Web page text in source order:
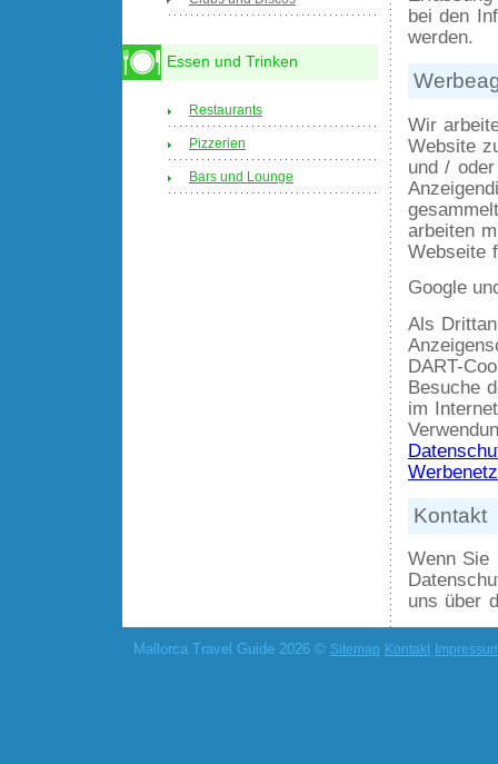
bei den
werden.
Wir
Website
und /
arbeiten
Webseite
Google
Als
DART-
Besuche
im
Kontakt
Wenn Sie
uns über
Essen und Trinken
Restaurants
Pizzerien
Bars und Lounge
Mallorca Travel Guide 2026 © Sitemap Kontakt